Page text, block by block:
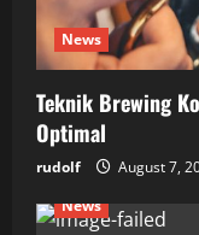
News
Teknik Brewing
Optimal
rudolf
August 7,
News